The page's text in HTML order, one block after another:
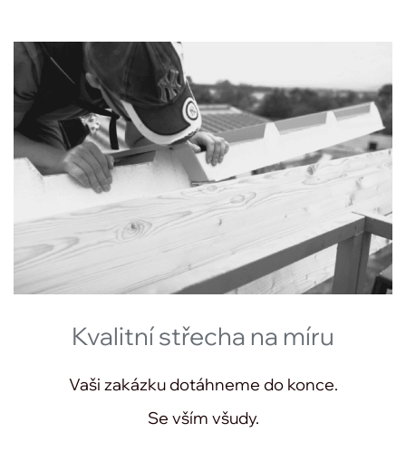
Kvalitní střecha na míru
Vaši zakázku dotáhneme do konce.
Se vším všudy.